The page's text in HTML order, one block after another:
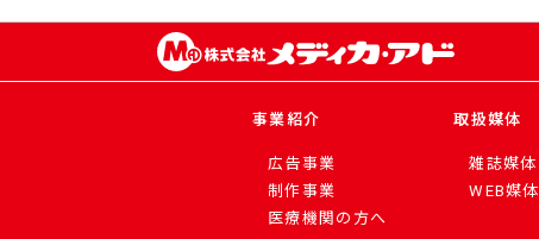
事業紹介
広告事業
制作事業
医療機関の方へ
取扱媒体
雑誌媒体
WEB媒体